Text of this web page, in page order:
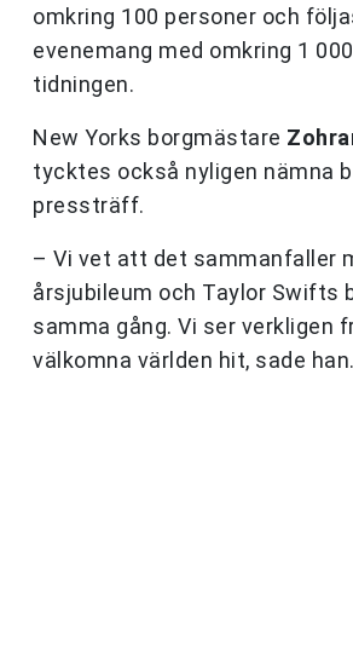
omkring 100 personer och
evenemang med omkring 1
tidningen.
New Yorks borgmästare
tycktes också nyligen nämna
pressträff.
– Vi vet att det sammanfaller
årsjubileum och Taylor Swifts
samma gång. Vi ser verkligen
välkomna världen hit, sade han.